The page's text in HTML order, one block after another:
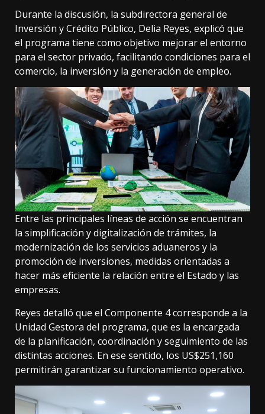
Durante la discusión, la subdirectora general de
Inversión y Crédito Público, Delia Reyes, explicó que
el programa tiene como objetivo mejorar el entorno
para el sector privado, facilitando condiciones para el
comercio, la inversión y la generación de empleo.
Entre las principales líneas de acción se encuentran
la simplificación y digitalización de trámites, la
modernización de los servicios aduaneros y la
promoción de inversiones, medidas orientadas a
hacer más eficiente la relación entre el Estado y las
empresas.
Reyes detalló que el Componente 4 corresponde a la
Unidad Gestora del programa, que es la encargada
de la planificación, coordinación y seguimiento de las
distintas acciones. En ese sentido, los US$251,160
permitirán garantizar su funcionamiento operativo.